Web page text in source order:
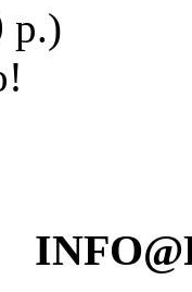
р.)